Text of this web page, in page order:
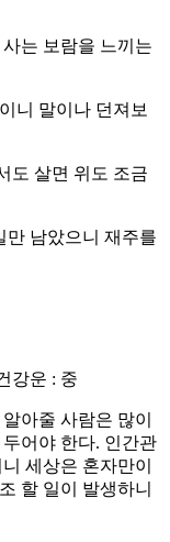
는 보람을 느끼는
니 말이나 던져보
도 살면 위도 조금
만 남았으니 재주를
강운 : 중
아줄 사람은 많이
어야 한다. 인간관
세상은 혼자만이
할 일이 발생하니